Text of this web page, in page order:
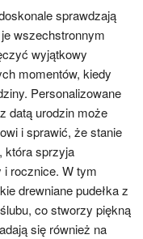
sprawdzają
wszechstronnym
wyjątkowy
momentów, kiedy
Personalizowane
datą urodzin może
i sprawić, że stanie
która sprzyja
i rocznice. W tym
drewniane pudełka z
co stworzy piękną
się również na